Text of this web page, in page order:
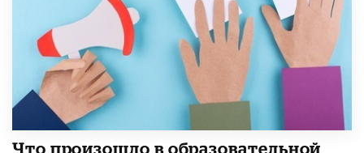
​Что произошло в образовательной